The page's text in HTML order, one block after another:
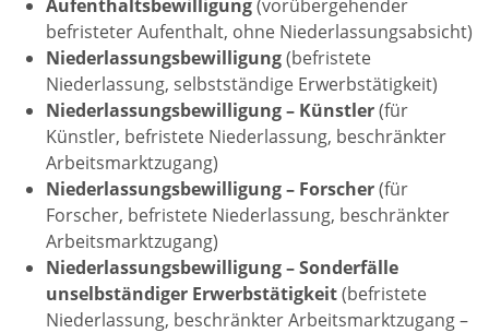
Aufenthaltsbewilligung(vorübergehender
befristeter Aufenthalt, ohne Niederlassungsabsicht)
Niederlassungsbewilligung(befristete
Niederlassung, selbstständige Erwerbstätigkeit)
Niederlassungsbewilligung – Künstler(für
Künstler, befristete Niederlassung, beschränkter
Arbeitsmarktzugang)
Niederlassungsbewilligung – Forscher(für
Forscher, befristete Niederlassung, beschränkter
Arbeitsmarktzugang)
Niederlassungsbewilligung – Sonderfälle
unselbständiger Erwerbstätigkeit(befristete
Niederlassung, beschränkter Arbeitsmarktzugang –